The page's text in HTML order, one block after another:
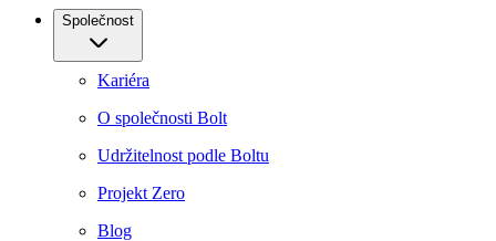
Společnost
Kariéra
O společnosti Bolt
Udržitelnost podle Boltu
Projekt Zero
Blog